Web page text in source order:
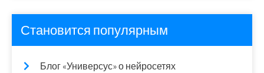
Становится популярным
Блог «Универсус» о нейросетях